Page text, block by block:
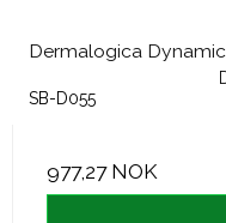
Dermalogica
SB-D055
977,27 NOK